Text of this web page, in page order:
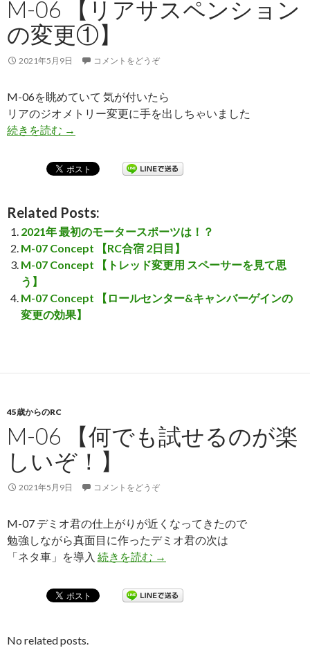
M-06 【リアサスペンション
の変更①】
2021年5月9日 コメントをどうぞ
M-06を眺めていて 気が付いたら
リアのジオメトリー変更に手を出しちゃいました
続きを読む M-06 【リアサスペンションの変更①】
→
Related Posts:
2021年 最初のモータースポーツは！？
M-07 Concept 【RC合宿 2日目】
M-07 Concept 【トレッド変更用 スペーサーを見て思
う】
M-07 Concept 【ロールセンター&キャンバーゲインの
変更の効果】
45歳からのRC
M-06 【何でも試せるのが楽
しいぞ！】
2021年5月9日 コメントをどうぞ
M-07 デミオ君の仕上がりが近くなってきたので
勉強しながら真面目に作ったデミオ君の次は
「ネタ車」を導入 続きを読む M-06 【何でも試せるのが楽し
→
No related posts.